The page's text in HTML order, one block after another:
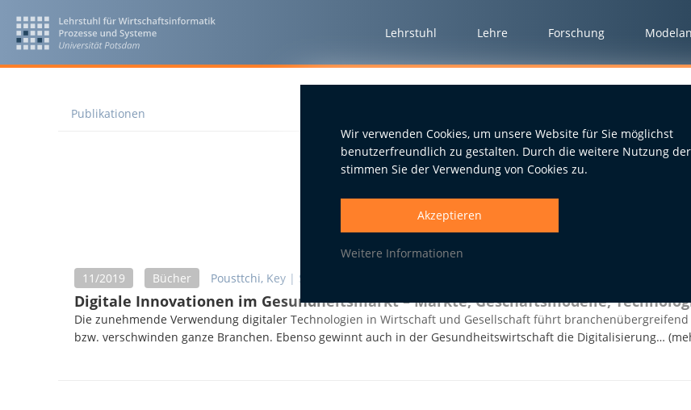
Wir verwenden Cookies, um unsere Website für Sie möglichst
benutzerfreundlich zu gestalten. Durch die weitere Nutzung
stimmen Sie der Verwendung von Cookies zu.
Akzeptieren
Weitere Informationen
Lehrstuhl Lehre Forschung
Publikationen
Publikationen von Alexander
11/2019 Bücher Pousttchi, Key | Schlieter, Hannes
Digitale Innovationen im Gesundheitsmarkt – Märkte, Geschäftsmodelle,
Die zunehmende Verwendung digitaler Technologien in Wirtschaft und Gesellschaft führt
bzw. verschwinden ganze Branchen. Ebenso gewinnt auch in der Gesundheitswirtschaft die Digitalisierung…